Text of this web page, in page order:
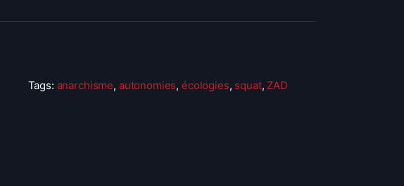
Tags: anarchisme, autonomies,écologies, squat, ZAD